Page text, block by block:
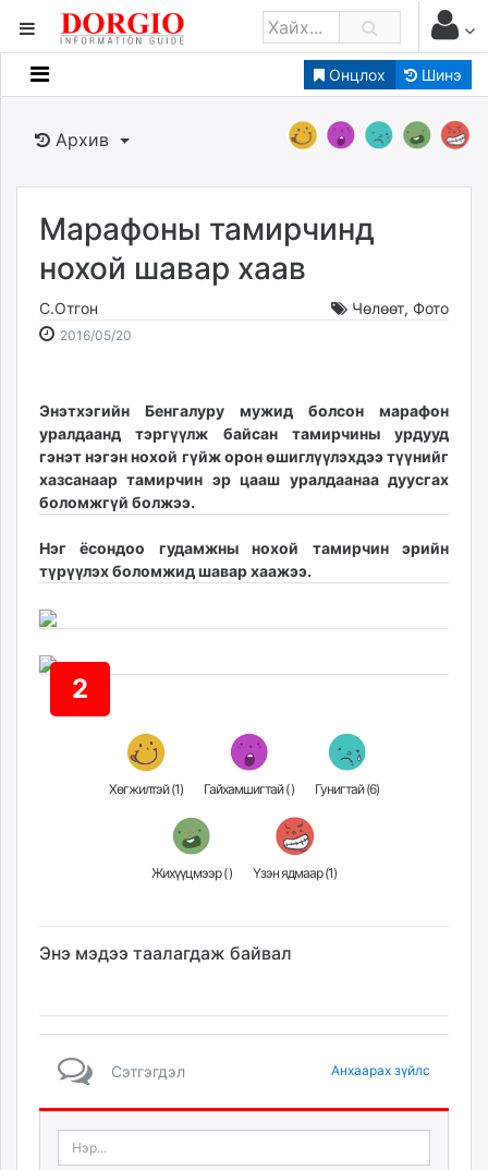
Онцлох Шинэ
Мэдээллийн
Банк санхүү
Бизнес ААН
Төрийн
Нийслэлийн
dorgio.mn
Gogo.mn
Baabar.mn
tovch.mn
ikon.mn
Livetv.mn
Eguur.mn
24tsag.mn
eagle.mn
ergelt.mn
shuurhai.mn
fact.mn
itoim.mn
tumen.mn
shuum.mn
Архив
Марафоны тамирчинд
нохой шавар хаав
С.Отгон Чөлөөт, Фото
2016/05/20
13:47:26
15:26:31
Энэтхэгийн Бенгалуру мужид болсон марафон
уралдаанд тэргүүлж байсан тамирчины урдууд
гэнэт нэгэн нохой гүйж орон өшиглүүлэхдээ түүнийг
хазсанаар тамирчин эр цааш уралдаанаа дуусгах
боломжгүй болжээ.
Нэг ёсондоо гудамжны нохой тамирчин эрийн
түрүүлэх боломжид шавар хаажээ. ​
2
Хөгжилтэй (1) Гайхамшигтай () Гунигтай (6)
Жихүүцмээр () Үзэн ядмаар (1)
Энэ мэдээ таалагдаж байвал
Сэтгэгдэл Анхаарах зүйлс